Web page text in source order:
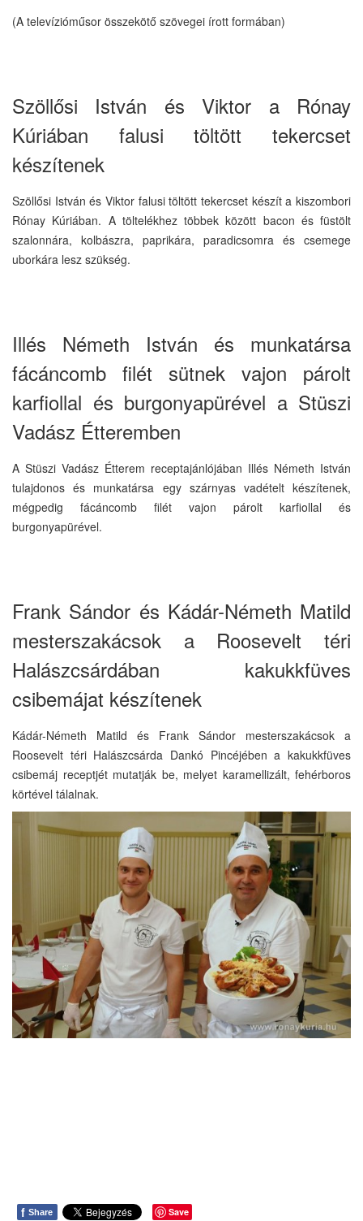
(A televízióműsor összekötő szövegei írott formában)
Szöllősi István és Viktor a Rónay
Kúriában falusi töltött tekercset
készítenek
Szöllősi István és Viktor falusi töltött tekercset készít a kiszombori
Rónay Kúriában. A töltelékhez többek között bacon és füstölt
szalonnára, kolbászra, paprikára, paradicsomra és csemege
uborkára lesz szükség.
Illés Németh István és munkatársa
fácáncomb filét sütnek vajon párolt
karfiollal és burgonyapürével a Stüszi
Vadász Étteremben
A Stüszi Vadász Étterem receptajánlójában Illés Németh István
tulajdonos és munkatársa egy szárnyas vadételt készítenek,
mégpedig fácáncomb filét vajon párolt karfiollal és
burgonyapürével.
Frank Sándor és Kádár-Németh Matild
mesterszakácsok a Roosevelt téri
Halászcsárdában kakukkfüves
csibemájat készítenek
Kádár-Németh Matild és Frank Sándor mesterszakácsok a
Roosevelt téri Halászcsárda Dankó Pincéjében a kakukkfüves
csibemáj receptjét mutatják be, melyet karamellizált, fehérboros
körtével tálalnak.
f Share Save